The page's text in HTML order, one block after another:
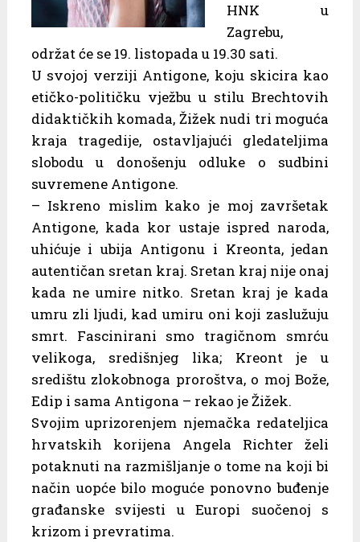
HNK u
Zagrebu,
održat će se 19. listopada u 19.30 sati.
U svojoj verziji Antigone, koju skicira kao
etičko-političku vježbu u stilu Brechtovih
didaktičkih komada, Žižek nudi tri moguća
kraja tragedije, ostavljajući gledateljima
slobodu u donošenju odluke o sudbini
suvremene Antigone.
– Iskreno mislim kako je moj završetak
Antigone, kada kor ustaje ispred naroda,
uhićuje i ubija Antigonu i Kreonta, jedan
autentičan sretan kraj. Sretan kraj nije onaj
kada ne umire nitko. Sretan kraj je kada
umru zli ljudi, kad umiru oni koji zaslužuju
smrt. Fascinirani smo tragičnom smrću
velikoga, središnjeg lika; Kreont je u
središtu zlokobnoga proroštva, o moj Bože,
Edip i sama Antigona – rekao je Žižek.
Svojim uprizorenjem njemačka redateljica
hrvatskih korijena Angela Richter želi
potaknuti na razmišljanje o tome na koji bi
način uopće bilo moguće ponovno buđenje
građanske svijesti u Europi suočenoj s
krizom i prevratima.